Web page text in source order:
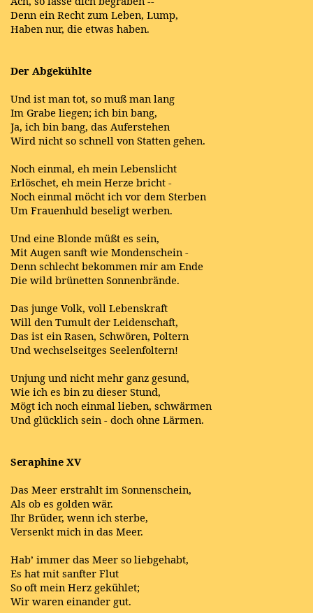
Denn ein Recht zum Leben, Lump,
Haben nur, die etwas haben.
Der Abgekühlte
Und ist man tot, so muß man lang
Im Grabe liegen; ich bin bang,
Ja, ich bin bang, das Auferstehen
Wird nicht so schnell von Statten gehen.
Noch einmal, eh mein Lebenslicht
Erlöschet, eh mein Herze bricht -
Noch einmal möcht ich vor dem Sterben
Um Frauenhuld beseligt werben.
Und eine Blonde müßt es sein,
Mit Augen sanft wie Mondenschein -
Denn schlecht bekommen mir am Ende
Die wild brünetten Sonnenbrände.
Das junge Volk, voll Lebenskraft
Will den Tumult der Leidenschaft,
Das ist ein Rasen, Schwören, Poltern
Und wechselseitges Seelenfoltern!
Unjung und nicht mehr ganz gesund,
Wie ich es bin zu dieser Stund,
Mögt ich noch einmal lieben, schwärmen
Und glücklich sein - doch ohne Lärmen.
Seraphine XV
Das Meer erstrahlt im Sonnenschein,
Als ob es golden wär.
Ihr Brüder, wenn ich sterbe,
Versenkt mich in das Meer.
Hab’ immer das Meer so liebgehabt,
Es hat mit sanfter Flut
So oft mein Herz gekühlet;
Wir waren einander gut.